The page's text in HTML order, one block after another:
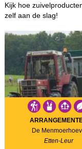
Kijk hoe
zelf aan de slag!
De
Etten-Leur